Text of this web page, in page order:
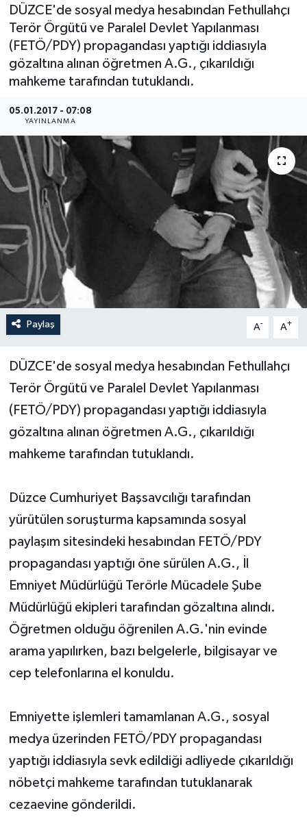
DÜZCE'de sosyal medya hesabından Fethullahçı
Terör Örgütü ve Paralel Devlet Yapılanması
(FETÖ/PDY) propagandası yaptığı iddiasıyla
gözaltına alınan öğretmen A.G., çıkarıldığı
mahkeme tarafından tutuklandı.
05.01.2017 - 07:08
YAYINLANMA
Paylaş A- A+
DÜZCE'de sosyal medya hesabından Fethullahçı
Terör Örgütü ve Paralel Devlet Yapılanması
(FETÖ/PDY) propagandası yaptığı iddiasıyla
gözaltına alınan öğretmen A.G., çıkarıldığı
mahkeme tarafından tutuklandı.
Düzce Cumhuriyet Başsavcılığı tarafından
yürütülen soruşturma kapsamında sosyal
paylaşım sitesindeki hesabından FETÖ/PDY
propagandası yaptığı öne sürülen A.G., İl
Emniyet Müdürlüğü Terörle Mücadele Şube
Müdürlüğü ekipleri tarafından gözaltına alındı.
Öğretmen olduğu öğrenilen A.G.'nin evinde
arama yapılırken, bazı belgelerle, bilgisayar ve
cep telefonlarına el konuldu.
Emniyette işlemleri tamamlanan A.G., sosyal
medya üzerinden FETÖ/PDY propagandası
yaptığı iddiasıyla sevk edildiği adliyede çıkarıldığı
nöbetçi mahkeme tarafından tutuklanarak
cezaevine gönderildi.
Medya
Sağlık
Siyaset
Spor
Tarım
Turizm
Yaşam
Yerel Yönetimler
DÜNYA
YEREL